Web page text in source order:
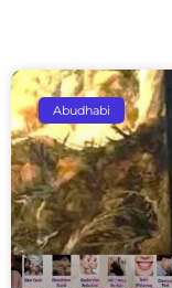
Abudhabi